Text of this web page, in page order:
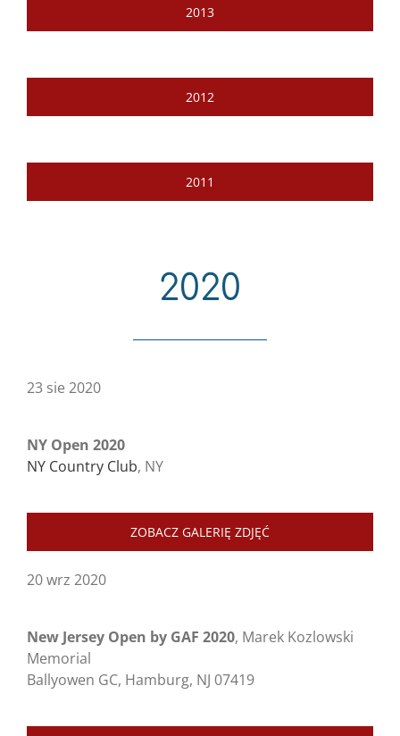
2013
2012
2011
2020
23 sie 2020
NY Open 2020
NY Country Club, NY
ZOBACZ GALERIĘ ZDJĘĆ
20 wrz 2020
New Jersey Open by GAF 2020, Marek Kozlowski
Memorial
Ballyowen GC, Hamburg, NJ 07419